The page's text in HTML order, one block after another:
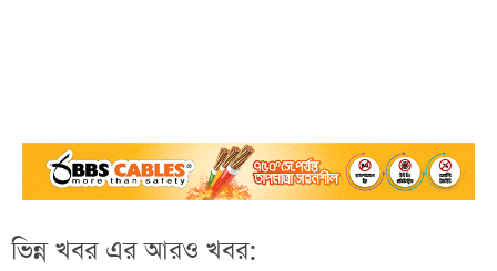
ভিন্ন খবর এর আরও খবর: